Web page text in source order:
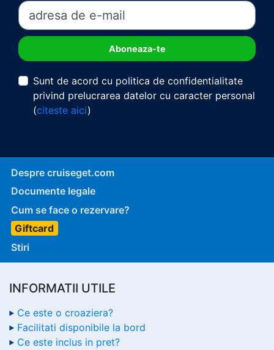
Sunt de acord cu politica de confidentialitate
privind prelucrarea datelor cu caracter personal
(citeste aici)
Despre cruiseget.com
Documente legale
Cum se face o rezervare?
Giftcard
Stiri
INFORMATII UTILE
Ce este o croaziera?
Facilitati disponibile la bord
Ce este inclus in pret?